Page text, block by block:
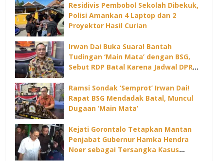
Residivis Pembobol Sekolah Dibekuk,
Polisi Amankan 4 Laptop dan 2
Proyektor Hasil Curian
Irwan Dai Buka Suara! Bantah
Tudingan ‘Main Mata’ dengan BSG,
Sebut RDP Batal Karena Jadwal DPRD
Ramsi Sondak ‘Semprot’ Irwan Dai!
Rapat BSG Mendadak Batal, Muncul
Dugaan ‘Main Mata’
Kejati Gorontalo Tetapkan Mantan
Penjabat Gubernur Hamka Hendra
Noer sebagai Tersangka Kasus